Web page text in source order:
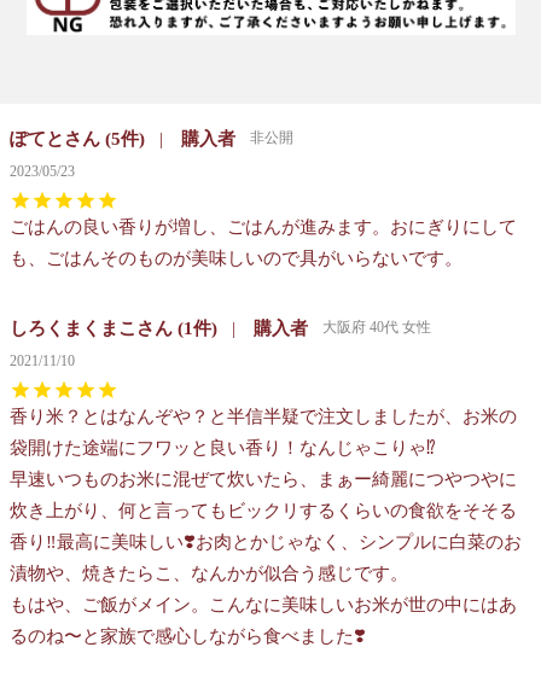
ぽてと 5 購入者
非公開
2023/05/23
ごはんの良い香りが増し、ごはんが進みます。おにぎりにして
も、ごはんそのものが美味しいので具がいらないです。
しろくまくまこ 1 購入者 大阪府 40代 女性
2021/11/10
香り米？とはなんぞや？と半信半疑で注文しましたが、お米の
袋開けた途端にフワッと良い香り！なんじゃこりゃ⁉️
早速いつものお米に混ぜて炊いたら、まぁー綺麗につやつやに
炊き上がり、何と言ってもビックリするくらいの食欲をそそる
香り‼️最高に美味しい❣️お肉とかじゃなく、シンプルに白菜のお
漬物や、焼きたらこ、なんかが似合う感じです。
もはや、ご飯がメイン。こんなに美味しいお米が世の中にはあ
るのね〜と家族で感心しながら食べました❣️